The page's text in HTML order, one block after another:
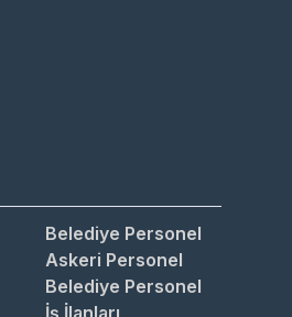
Belediye Personel
Askeri Personel
Belediye Personel
İş İlanları